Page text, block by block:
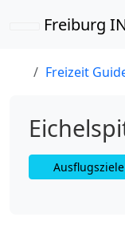
Freiburg
Freizeit
Ausflugsziele